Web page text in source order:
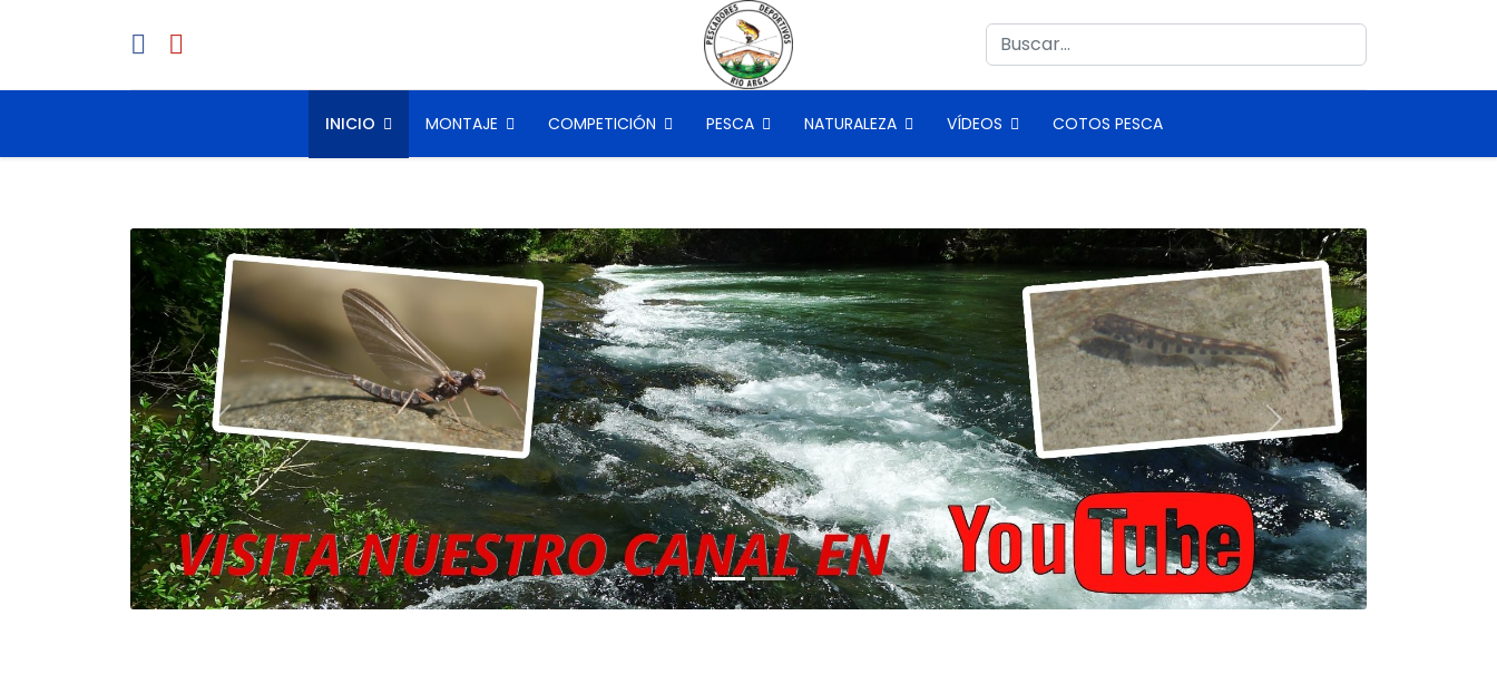
Buscar
INICIO MONTAJE COMPETICIÓN PESCA NATURALEZA VÍDEOS COTOS PESCA
Previous Next